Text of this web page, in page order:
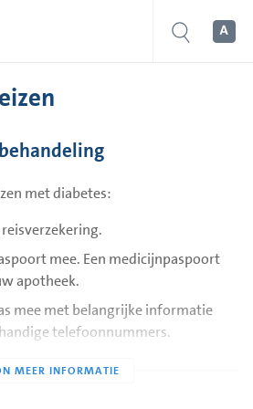
met diabetes:
mee. Een medicijnpaspoort
apotheek.
mee met belangrijke informatie
telefoonnummers.